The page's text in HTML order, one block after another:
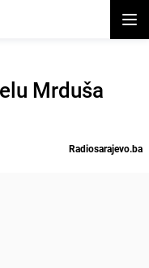
Mrduša
Radiosarajevo.ba